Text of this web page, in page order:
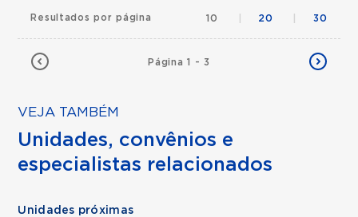
Página 1 - 3
Resultados por página 10 20 30
VEJA TAMBÉM
Unidades, convênios e
especialistas relacionados
Unidades próximas